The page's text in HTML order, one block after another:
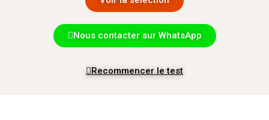
Nous contacter sur WhatsApp
Recommencer le test